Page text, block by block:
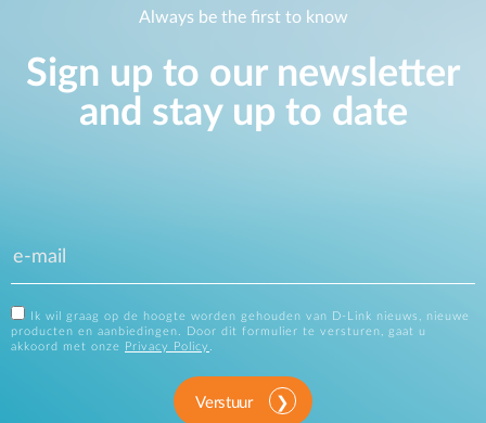
Always be the first to know
Sign up to our newsletter
and stay up to date
Ik wil graag op de hoogte worden gehouden van D-Link nieuws, nieuwe
producten en aanbiedingen. Door dit formulier te versturen, gaat u
akkoord met onze
Privacy Policy .
Verstuur